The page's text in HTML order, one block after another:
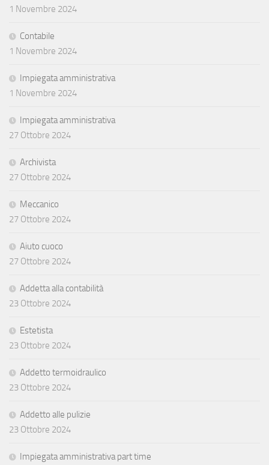
1 Novembre 2024
Contabile
1 Novembre 2024
Impiegata amministrativa
1 Novembre 2024
Impiegata amministrativa
27 Ottobre 2024
Archivista
27 Ottobre 2024
Meccanico
27 Ottobre 2024
Aiuto cuoco
27 Ottobre 2024
Addetta alla contabilità
23 Ottobre 2024
Estetista
23 Ottobre 2024
Addetto termoidraulico
23 Ottobre 2024
Addetto alle pulizie
23 Ottobre 2024
Impiegata amministrativa part time